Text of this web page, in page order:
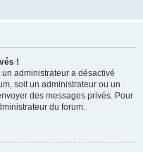
!
administrateur a désactivé
soit un administrateur ou un
des messages privés. Pour
du forum.